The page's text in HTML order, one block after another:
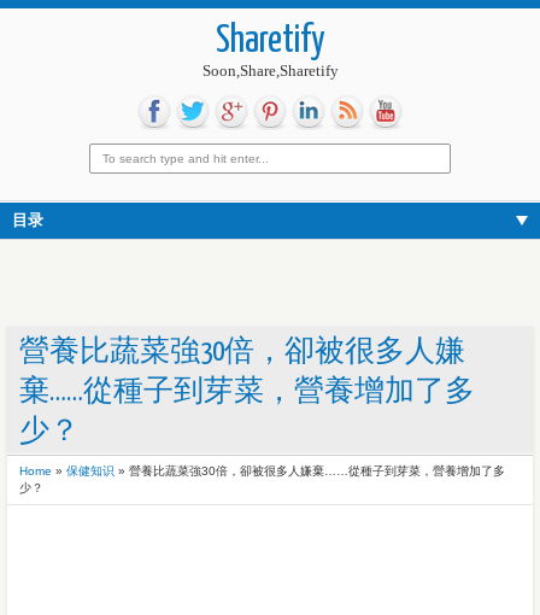
Sharetify
Soon,Share,Sharetify
目录
營養比蔬菜強30倍，卻被很多人嫌
棄……從種子到芽菜，營養增加了多
少？
Home » 保健知识 » 營養比蔬菜強30倍，卻被很多人嫌棄……從種子到芽菜，營養增加了多
少？